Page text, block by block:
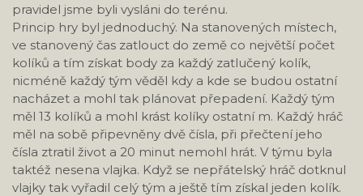
pravidel jsme byli vysláni do terénu.
Princip hry byl jednoduchý. Na stanovených místech,
ve stanovený čas zatlouct do země co největší počet
kolíků a tím získat body za každý zatlučený kolík,
nicméně každý tým věděl kdy a kde se budou ostatní
nacházet a mohl tak plánovat přepadení. Každý tým
měl 13 kolíků a mohl krást kolíky ostatní m. Každý hráč
měl na sobě připevněny dvě čísla, při přečtení jeho
čísla ztratil život a 20 minut nemohl hrát. V týmu byla
taktéž nesena vlajka. Když se nepřátelský hráč dotknul
vlajky tak vyřadil celý tým a ještě tím získal jeden kolík.